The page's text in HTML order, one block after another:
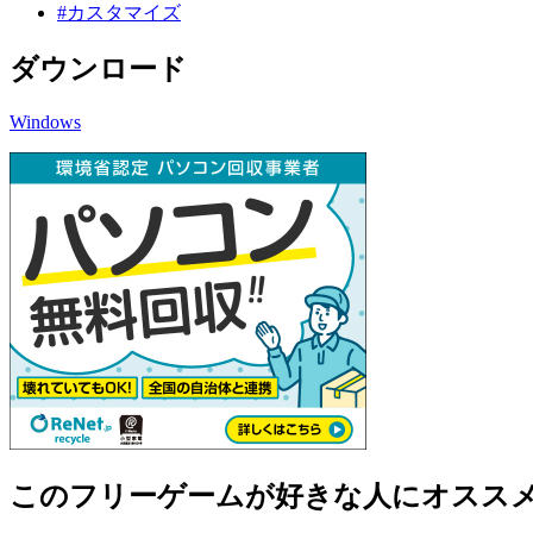
#カスタマイズ
ダウンロード
Windows
このフリーゲームが好きな人にオスス